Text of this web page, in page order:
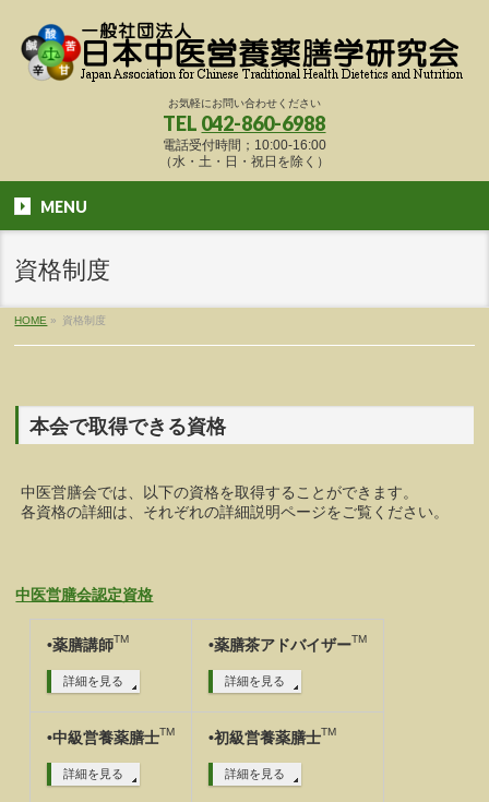
お気軽にお問い合わせください
TEL 042-860-6988
電話受付時間；10:00-16:00
（水・土・日・祝日を除く）
MENU
資格制度
HOME » 資格制度
本会で取得できる資格
中医営膳会では、以下の資格を取得することができます。
各資格の詳細は、それぞれの詳細説明ページをご覧ください。
中医営膳会認定資格
•薬膳講師TM
詳細を見る
•薬膳茶アドバイザーTM
詳細を見る
•中級営養薬膳士TM
詳細を見る
•初級営養薬膳士TM
詳細を見る